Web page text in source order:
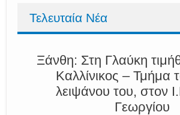
Τελευταία Νέα
Ξάνθη: Στη Γλαύκη
Καλλίνικος – Τμήμα
λειψάνου του, στον
Γεωργίου